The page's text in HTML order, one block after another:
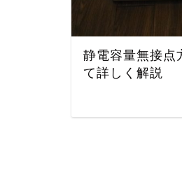
静電容量無接点
て詳しく解説